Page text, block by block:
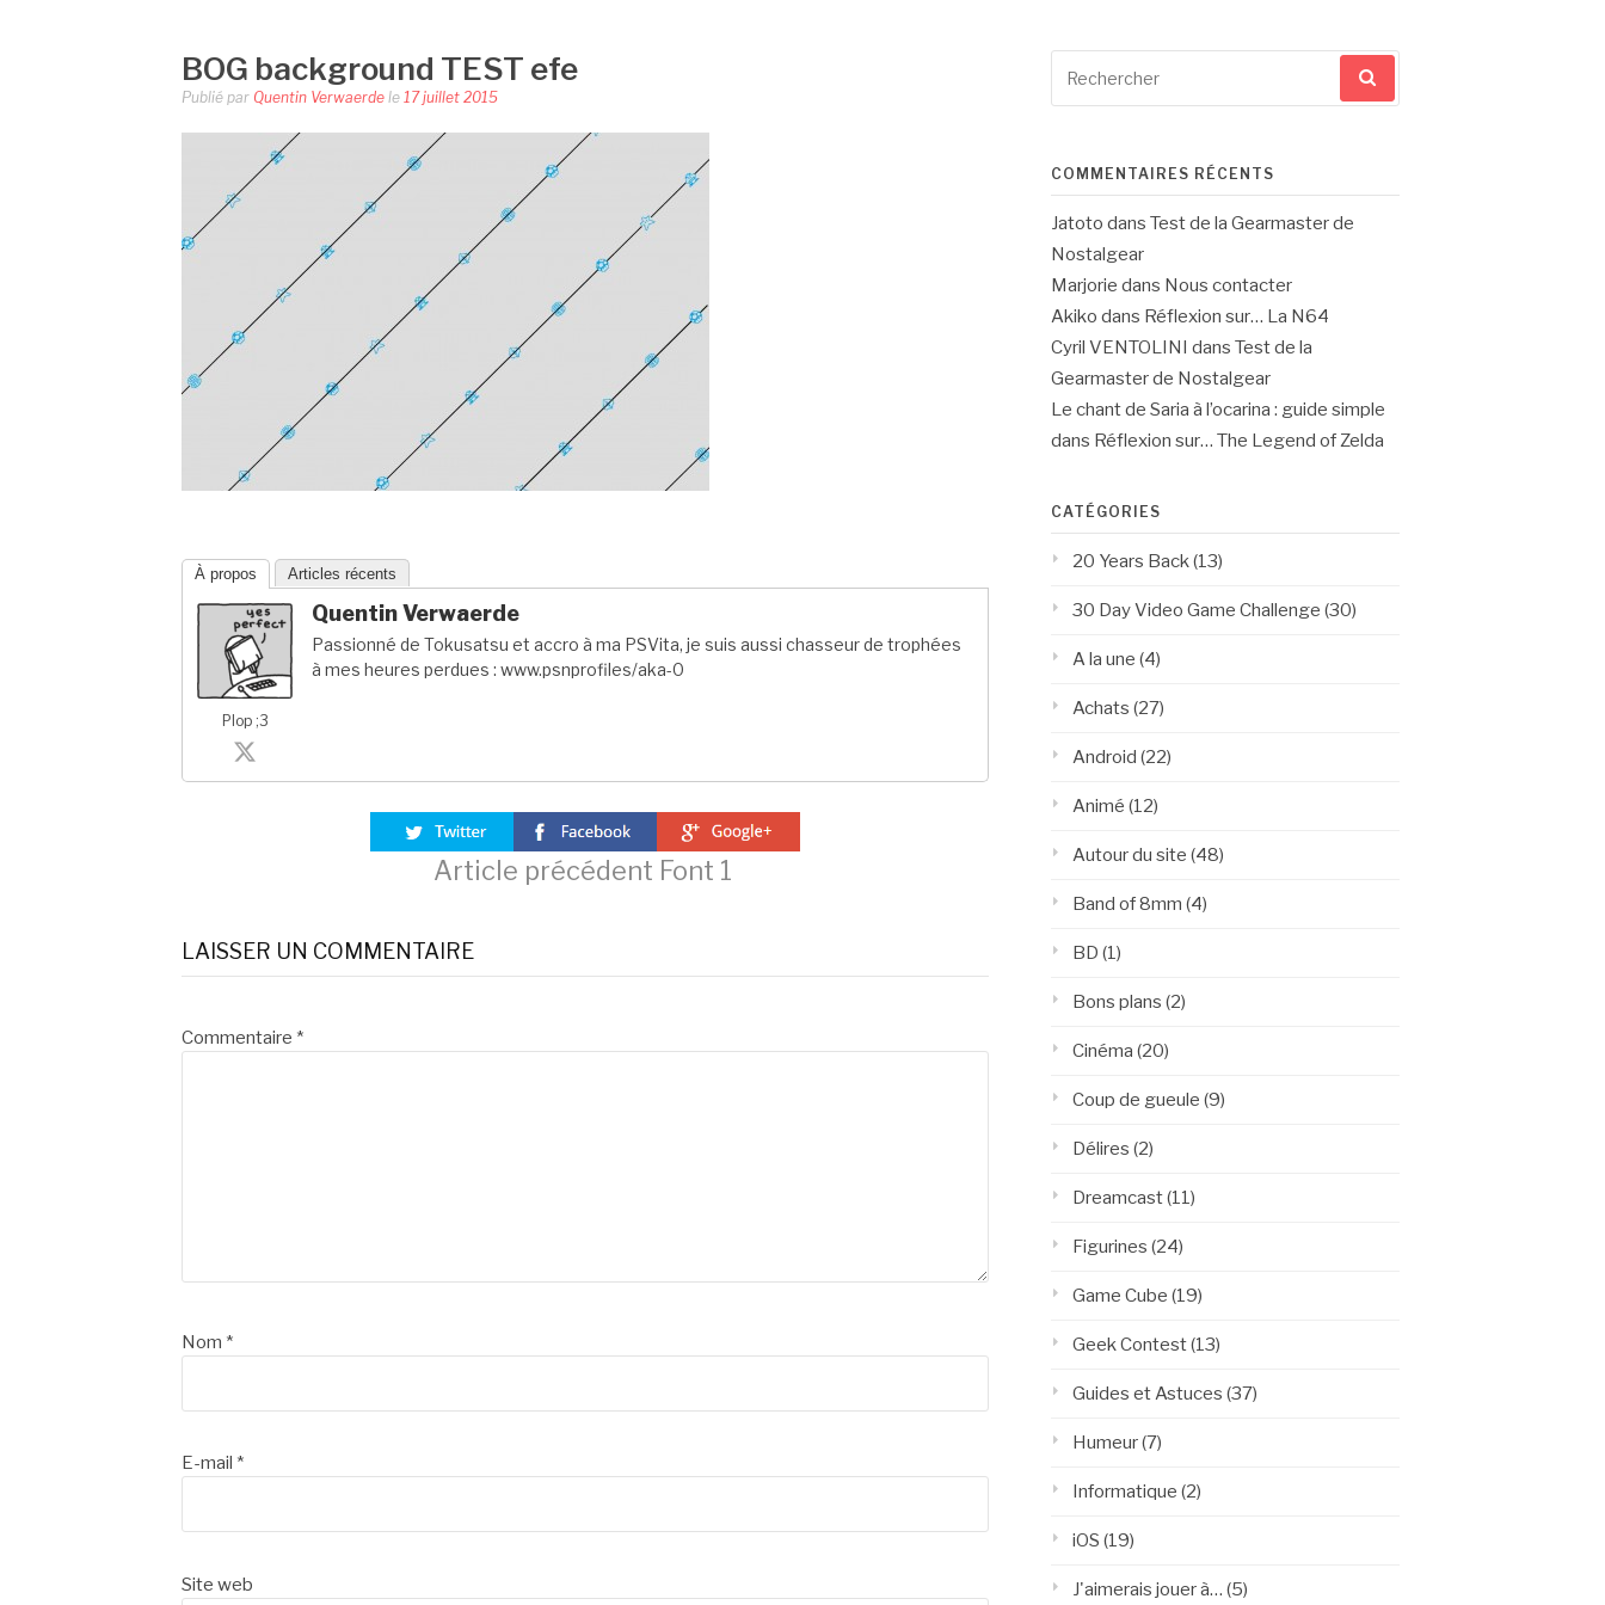
BOG background TEST efe
Publié par Quentin Verwaerde le 17 juillet 2015
À propos Articles récents
Plop ;3
Quentin Verwaerde
Passionné de Tokusatsu et accro à ma PSVita, je suis aussi chasseur de trophées
à mes heures perdues : www.psnprofiles/aka-0
la
suite
Article précédent Font 1
LAISSER UN COMMENTAIRE
Commentaire *
Nom *
E-mail *
Site web
pour
COMMENTAIRES RÉCENTS
Jatoto dans Test de la Gearmaster de
Nostalgear
Marjorie dans Nous contacter
Akiko dans Réflexion sur… La N64
Cyril VENTOLINI dans Test de la
Gearmaster de Nostalgear
Le chant de Saria à l’ocarina : guide simple
dans Réflexion sur… The Legend of Zelda
CATÉGORIES
20 Years Back (13)
30 Day Video Game Challenge (30)
A la une (4)
Achats (27)
Android (22)
Animé (12)
Autour du site (48)
Band of 8mm (4)
BD (1)
Bons plans (2)
Cinéma (20)
Coup de gueule (9)
Délires (2)
Dreamcast(11)
Figurines (24)
Game Cube (19)
Geek Contest(13)
Guides et Astuces (37)
Humeur(7)
Informatique (2)
iOS (19)
J'aimerais jouer à… (5)